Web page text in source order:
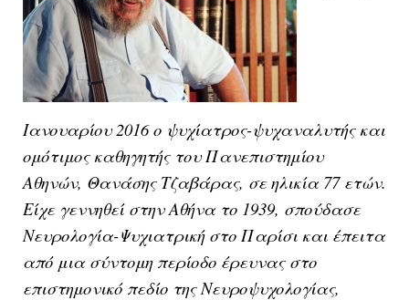
Ιανουαρίου 2016 ο ψυχίατρος-ψυχαναλυτής και
ομότιμος καθηγητής του Πανεπιστημίου
Αθηνών, Θανάσης Τζαβάρας, σε ηλικία 77 ετών.
Είχε γεννηθεί στην Αθήνα το 1939, σπούδασε
Νευρολογία-Ψυχιατρική στο Παρίσι και έπειτα
από μια σύντομη περίοδο έρευνας στο
επιστημονικό πεδίο της Νευροψυχολογίας,